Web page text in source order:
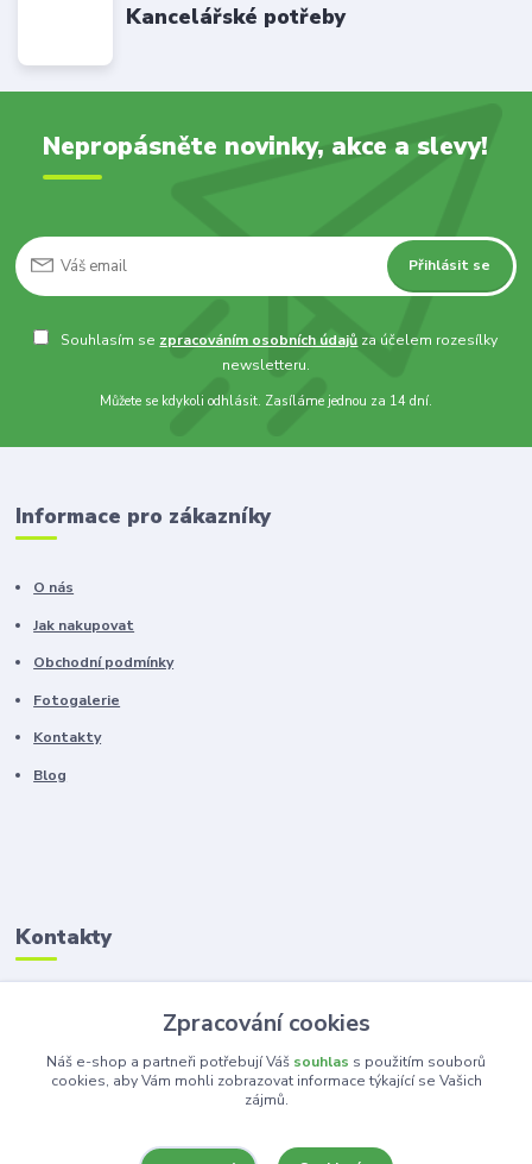
Kancelářské potřeby
Nepropásněte novinky, akce a slevy!
Přihlásit se
Souhlasím se zpracováním osobních údajů za účelem rozesílky
newsletteru.
Můžete se kdykoli odhlásit. Zasíláme jednou za 14 dní.
Informace pro zákazníky
O nás
Jak nakupovat
Obchodní podmínky
Fotogalerie
Kontakty
Blog
Kontakty
Zákaznická podpora
+420 603 100 966
(Po-Pá, 8-16 hod.)
Zpracování cookies
Náš e-shop a partneři potřebují Váš souhlas s použitím souborů
cookies, aby Vám mohli zobrazovat informace týkající se Vašich
zájmů.